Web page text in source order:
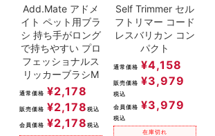
Add.Mate アドメ
イト ペット用ブラ
シ 持ち手がロング
で持ちやすい プロ
フェッショナルス
リッカーブラシM
通常価格 ¥2,178
販売価格 ¥2,178 税込
会員価格 ¥2,178 税込
Self Trimmer セル
フトリマー コード
レスバリカン コン
パクト
通常価格 ¥4,158
販売価格 ¥3,979
税込
会員価格 ¥3,979
税込
在庫切れ